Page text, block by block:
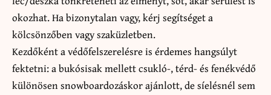
okozhat. Ha bizonytalan vagy, kérj segítséget a
kölcsönzőben vagy szaküzletben.
Kezdőként a védőfelszerelésre is érdemes hangsúlyt
fektetni: a bukósisak mellett csukló-, térd- és fenékvédő
különösen snowboardozáskor ajánlott, de síelésnél sem